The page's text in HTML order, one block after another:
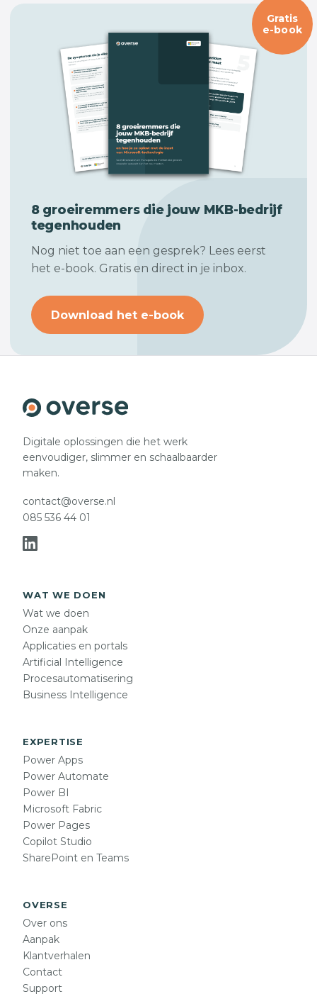
8 groeiremmers die jouw MKB-bedrijf
tegenhouden
Nog niet toe aan een gesprek? Lees eerst
het e-book. Gratis en direct in je inbox.
Download het e-book
Gratis
e-book
Digitale oplossingen die het werk
eenvoudiger, slimmer en schaalbaarder
maken.
contact@overse.nl
085 536 44 01
WAT WE DOEN
Wat we doen
Onze aanpak
Applicaties en portals
Artificial Intelligence
Procesautomatisering
Business Intelligence
EXPERTISE
Power Apps
Power Automate
Power BI
Microsoft Fabric
Power Pages
Copilot Studio
SharePoint en Teams
OVERSE
Over ons
Aanpak
Klantverhalen
Contact
Support